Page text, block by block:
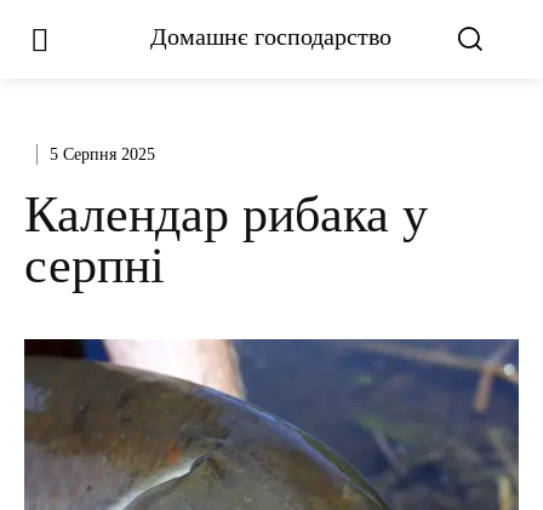
Домашнє господарство
5 Серпня 2025
Календар рибака у
серпні